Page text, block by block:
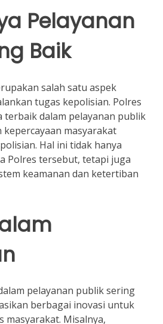
Pelayanan
Baik
salah satu aspek
tugas kepolisian. Polres
terbaik dalam pelayanan publik
masyarakat
Hal ini tidak hanya
Polres tersebut, tetapi juga
keamanan dan ketertiban
pelayanan publik sering
berbagai inovasi untuk
masyarakat. Misalnya,